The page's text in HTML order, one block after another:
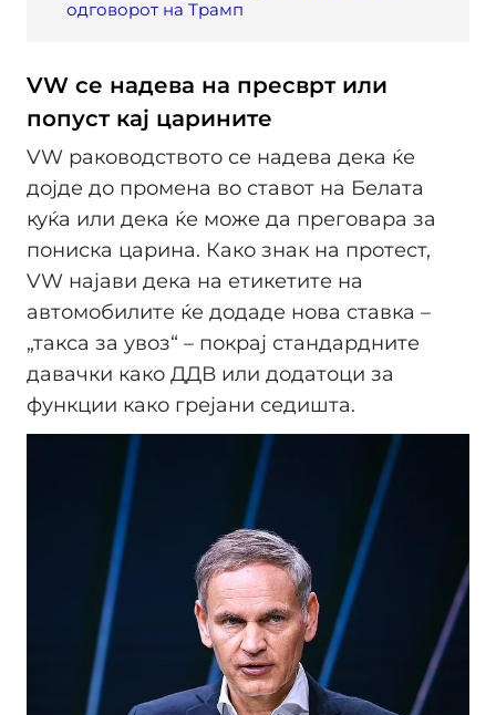
одговорот на Трамп
VW се надева на пресврт или
попуст кај царините
VW раководството се надева дека ќе
дојде до промена во ставот на Белата
куќа или дека ќе може да преговара за
пониска царина. Како знак на протест,
VW најави дека на етикетите на
автомобилите ќе додаде нова ставка –
„такса за увоз“ – покрај стандардните
давачки како ДДВ или додатоци за
функции како грејани седишта.